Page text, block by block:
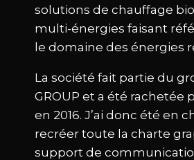
solutions de chauffage
multi-énergies faisant
le domaine des énergies
La société fait partie du
GROUP et a été rachetée
en 2016. J’ai donc été en
recréer toute la charte
support de